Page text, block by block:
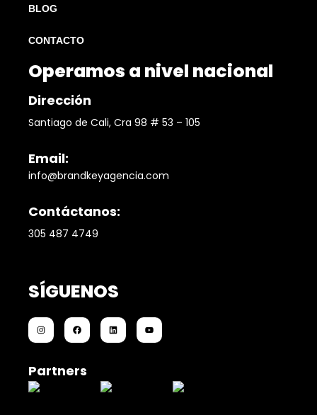
BLOG
CONTACTO
Operamos a nivel nacional
Dirección
Santiago de Cali, Cra 98 # 53 – 105
Email:
info@brandkeyagencia.com
Contáctanos:
305 487 4749
SÍGUENOS
Partners